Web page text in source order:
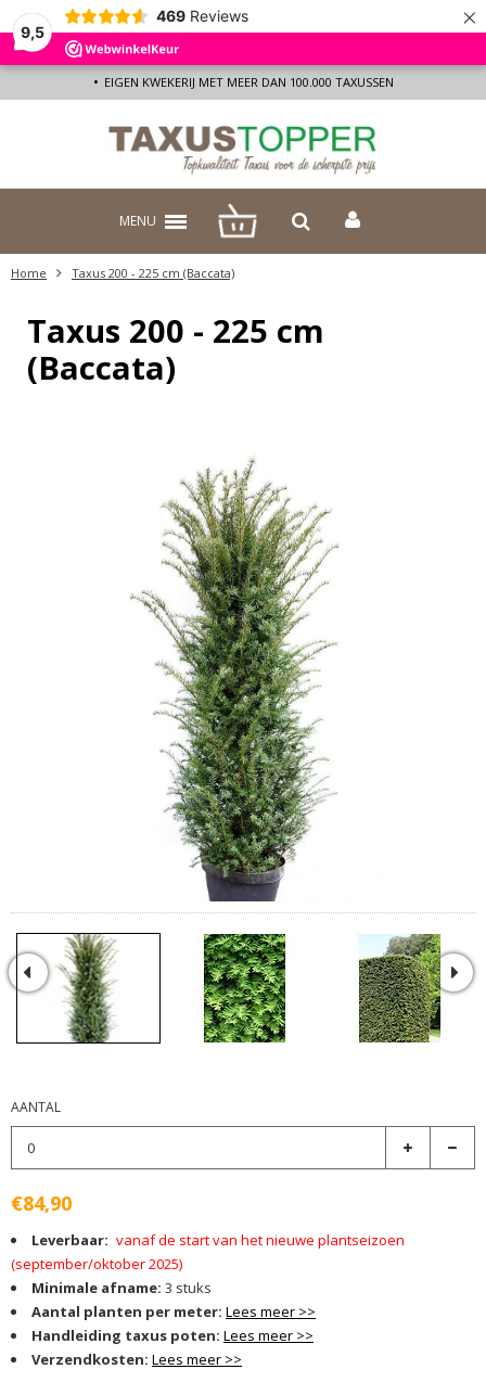
9,5
469 Reviews ×
EIGEN KWEKERIJ MET MEER DAN 100.000 TAXUSSEN
MENU
Home Taxus 200 - 225 cm (Baccata)
Taxus 200 - 225 cm
(Baccata)
AANTAL
€84,90
Leverbaar: vanaf de start van het nieuwe plantseizoen
(september/oktober 2025)
Minimale afname: 3 stuks
Aantal planten per meter: Lees meer >>
Handleiding taxus poten: Lees meer >>
Verzendkosten: Lees meer >>